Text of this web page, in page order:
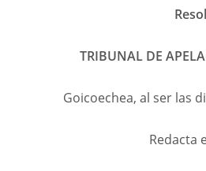
TRIBUNAL DE
Goicoechea, al ser las
Redacta